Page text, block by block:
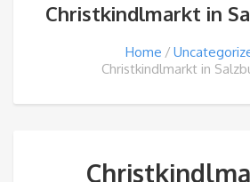
Christkindlmarkt in
Home
Christkindlmarkt in